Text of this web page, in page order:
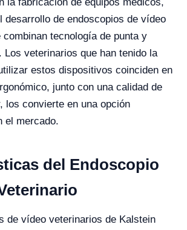
desarrollo de endoscopios de vídeo
tecnología de punta y
Los veterinarios que han tenido la
estos dispositivos coinciden en
junto con una calidad de
los convierte en una opción
el mercado.
del Endoscopio
de vídeo veterinarios de Kalstein